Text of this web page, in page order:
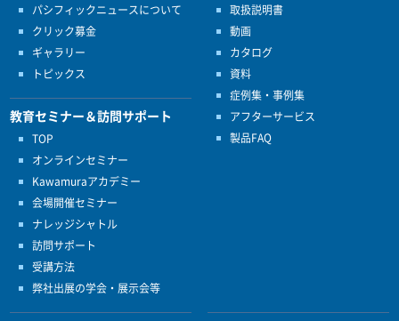
パシフィックニュースについて
クリック募金
ギャラリー
トピックス
教育セミナー＆訪問サポート
TOP
オンラインセミナー
Kawamuraアカデミー
会場開催セミナー
ナレッジシャトル
訪問サポート
受講方法
弊社出展の学会・展示会等
取扱説明書
動画
カタログ
資料
症例集・事例集
アフターサービス
製品FAQ